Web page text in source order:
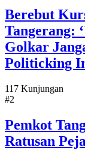
Berebut
Tangerang:
Golkar
Politicking
117 Kunjungan
#2
Pemkot
Ratusan